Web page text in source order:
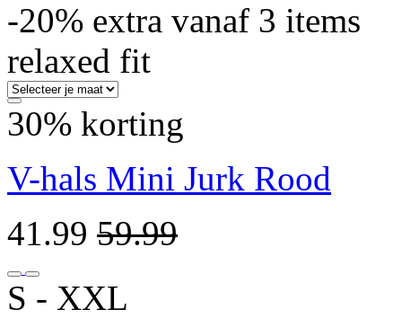
-20% extra vanaf 3 items
relaxed fit
30% korting
V-hals Mini Jurk Rood
41.99 59.99
S ‐ XXL